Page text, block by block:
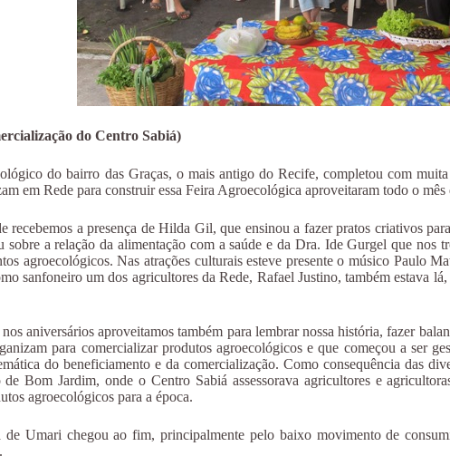
do Centro Sabiá)
do bairro das Graças, o mais antigo do Recife, completou com
em Rede para construir essa Feira Agroecológica aproveitaram todo o
recebemos a presença de Hilda Gil, que ensinou a fazer pratos criativos
a relação da alimentação com a saúde e da Dra. Ide Gurgel que nos
agroecológicos. Nas atrações culturais esteve presente o músico Paulo
sanfoneiro um dos agricultores da Rede, Rafael Justino, também estava
aniversários aproveitamos também para lembrar nossa história, fazer
para comercializar produtos agroecológicos e que começou a ser
do beneficiamento e da comercialização. Como consequência das
Bom Jardim, onde o Centro Sabiá assessorava agricultores e
agroecológicos para a época.
Umari chegou ao fim, principalmente pelo baixo movimento de